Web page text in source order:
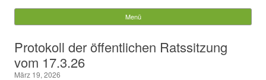
Gemeinde Walchum
nach:
Menü
Protokoll der öffentlichen Ratssitzung
vom 17.3.26
März 19, 2026